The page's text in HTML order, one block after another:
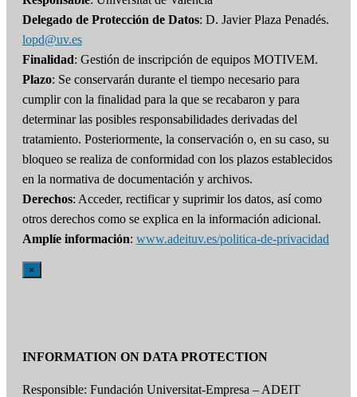
Delegado de Protección de Datos: D. Javier Plaza Penadés.
lopd@uv.es
Finalidad: Gestión de inscripción de equipos MOTIVEM.
Plazo: Se conservarán durante el tiempo necesario para
cumplir con la finalidad para la que se recabaron y para
determinar las posibles responsabilidades derivadas del
tratamiento. Posteriormente, la conservación o, en su caso, su
bloqueo se realiza de conformidad con los plazos establecidos
en la normativa de documentación y archivos.
Derechos: Acceder, rectificar y suprimir los datos, así como
otros derechos como se explica en la información adicional.
Amplíe información: www.adeituv.es/politica-de-privacidad
×
INFORMATION ON DATA PROTECTION
Responsible: Fundación Universitat-Empresa – ADEIT